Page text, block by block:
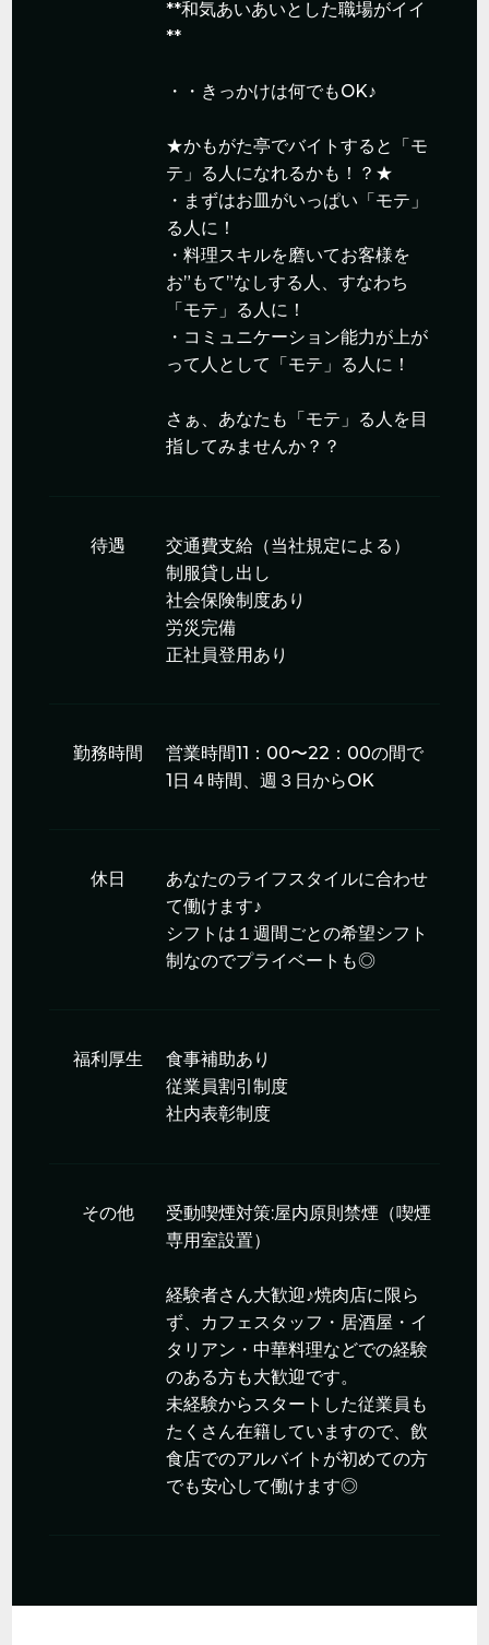
**和気あいあいとした職場がイイ
**
・・きっかけは何でもOK♪
★かもがた亭でバイトすると「モ
テ」る人になれるかも！？★
・まずはお皿がいっぱい「モテ」
る人に！
・料理スキルを磨いてお客様を
お”もて”なしする人、すなわち
「モテ」る人に！
・コミュニケーション能力が上が
って人として「モテ」る人に！
さぁ、あなたも「モテ」る人を目
指してみませんか？？
待遇
交通費支給（当社規定による）
制服貸し出し
社会保険制度あり
労災完備
正社員登用あり
勤務時間
営業時間11：00〜22：00の間で
1日４時間、週３日からOK
休日
あなたのライフスタイルに合わせ
て働けます♪
シフトは１週間ごとの希望シフト
制なのでプライベートも◎
福利厚生
食事補助あり
従業員割引制度
社内表彰制度
その他
受動喫煙対策:屋内原則禁煙（喫煙
専用室設置）
経験者さん大歓迎♪焼肉店に限ら
ず、カフェスタッフ・居酒屋・イ
タリアン・中華料理などでの経験
のある方も大歓迎です。
未経験からスタートした従業員も
たくさん在籍していますので、飲
食店でのアルバイトが初めての方
でも安心して働けます◎